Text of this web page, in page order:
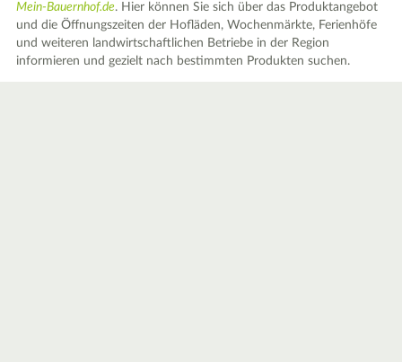
Mein-Bauernhof.de. Hier können Sie sich über das Produktangebot
und die Öffnungszeiten der Hofläden, Wochenmärkte, Ferienhöfe
und weiteren landwirtschaftlichen Betriebe in der Region
informieren und gezielt nach bestimmten Produkten suchen.